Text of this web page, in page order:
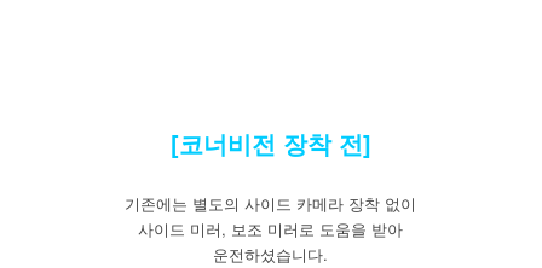
[코너비전 장착 전]
기존에는 별도의 사이드 카메라 장착 없이
사이드 미러, 보조 미러로 도움을 받아
운전하셨습니다.